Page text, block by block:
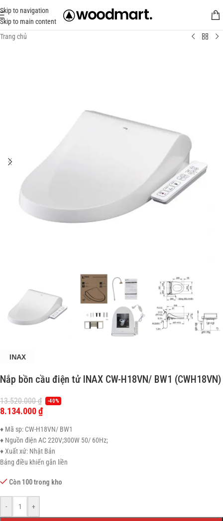
Skip to navigation
Skip to main content
Trang chủ
Nắp bồn cầu điện tử INAX CW-H18VN/ BW1 (CWH18VN)
13.520.000₫ -40%
8.134.000₫
♦ Mã sp: CW-H18VN/ BW1
♦ Nguồn điện AC 220V;300W 50/ 60Hz;
♦ Xuất xứ: Nhật Bản
Bảng điều khiển gắn liền
Còn 100 trong kho
- +